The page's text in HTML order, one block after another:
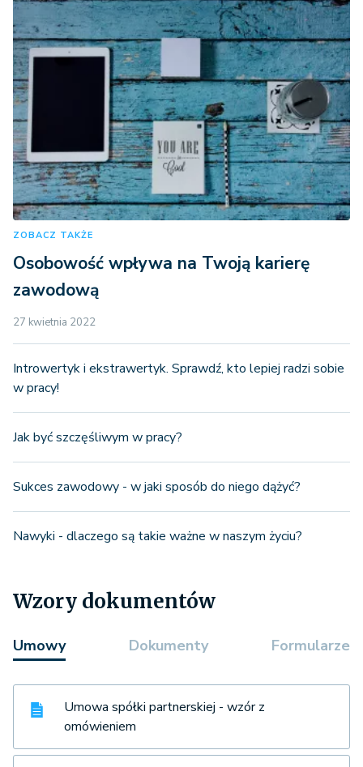
ZOBACZ TAKŻE
Osobowość wpływa na Twoją karierę
zawodową
27 kwietnia 2022
Introwertyk i ekstrawertyk. Sprawdź, kto lepiej radzi sobie
w pracy!
Jak być szczęśliwym w pracy?
Sukces zawodowy - w jaki sposób do niego dążyć?
Nawyki - dlaczego są takie ważne w naszym życiu?
Wzory dokumentów
Umowy Dokumenty Formularze
Umowa spółki partnerskiej - wzór z
omówieniem